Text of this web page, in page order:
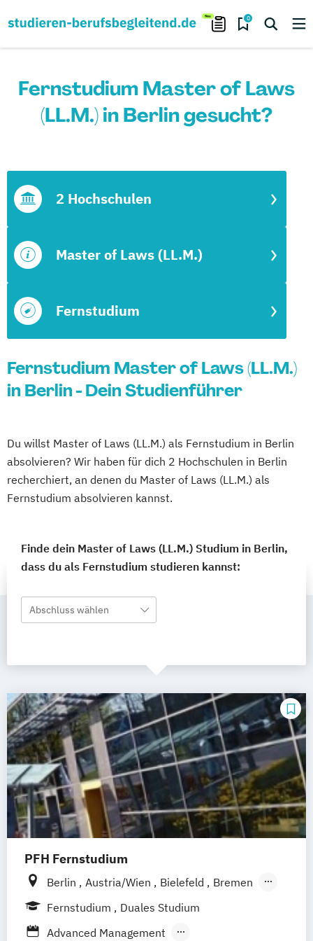
0
Fernstudium Master of Laws
(LL.M.) in Berlin gesucht?
Fernstudium
Master of Laws (LL.M.)
2 Hochschulen
Fernstudium Master of Laws (LL.M.)
in Berlin - Dein Studienführer
Du willst Master of Laws (LL.M.) als Fernstudium in Berlin
absolvieren? Wir haben für dich 2 Hochschulen in Berlin
recherchiert, an denen du Master of Laws (LL.M.) als
Fernstudium absolvieren kannst.
Finde dein Master of Laws (LL.M.) Studium in Berlin,
dass du als Fernstudium studieren kannst:
Abschluss wählen
PFH Fernstudium
Berlin Austria/Wien Bielefeld
Bremen
Dortmund
Düsseldorf/Ratingen
Fernstudium
Duales Studium
Advanced Management